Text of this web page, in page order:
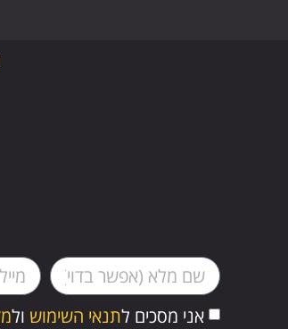
אני מסכים לתנאי השימוש ול